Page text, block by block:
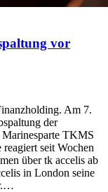
vor
Am 7.
der
Marinesparte TKMS
seit Wochen
über tk accelis ab
in London seine